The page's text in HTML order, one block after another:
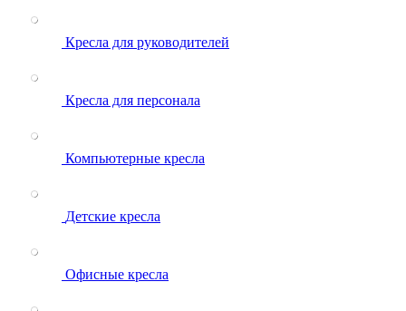
Кресла для руководителей
Кресла для персонала
Компьютерные кресла
Детские кресла
Офисные кресла